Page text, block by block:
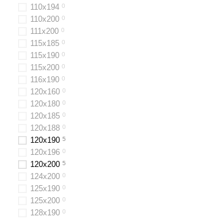
110x194 0
110х200 0
111x200 0
115х185 0
115х190 0
115х200 0
116x190 0
120x160 0
120x180 0
120x185 0
120х188 0
120x190 5
120х196 0
120x200 5
124x200 0
125х190 0
125х200 0
128x190 0